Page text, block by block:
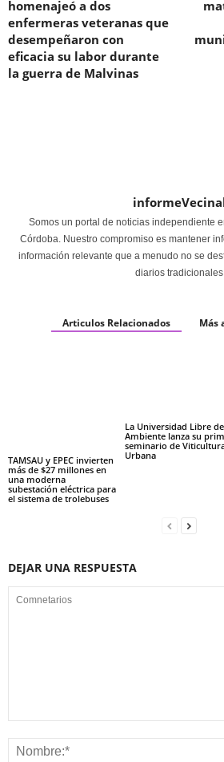
homenajeó a dos
enfermeras veteranas que
desempeñaron con
eficacia su labor durante
la guerra de Malvinas
Somos un portal de noticias independiente
Córdoba. Nuestro compromiso es mantener
información relevante que a menudo no se
diarios tradicionales
Articulos Relacionados Más
TAMSAU y EPEC invierten
más de $27 millones en
una moderna
subestación eléctrica para
el sistema de trolebuses
La Universidad Libre
Ambiente lanza su
seminario de
Urbana
DEJAR UNA RESPUESTA